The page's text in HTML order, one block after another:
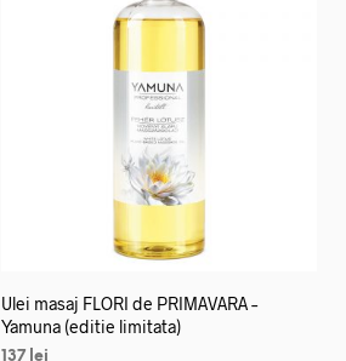
Ulei masaj FLORI de PRIMAVARA –
Yamuna (editie limitata)
137 lei